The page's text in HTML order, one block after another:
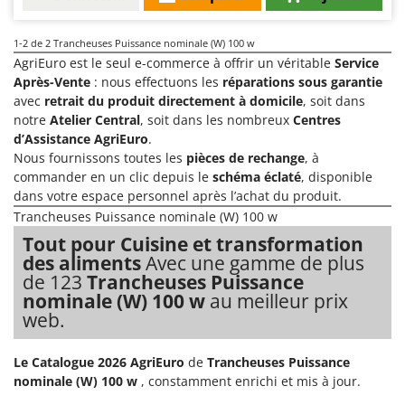
Machines pour la transformation des fruits
Motobineuses
Motoculteurs
Motofaucheuses
Motopompes pour irrigation
Moulins à céréales électriques
Moulins à farine
N
Nettoyeurs et Balais à vapeur
Nettoyeurs haute pression
Nettoyeurs tapis, moquettes et tapisseries
P
Peignes vibreurs et Secoueurs à olives
Pelles rétros pour tracteur
FARMER
FBC
Ferrari Group
Ferroni
Ferrua
FIAC
FIEM
Fimar
FINI
Fiorentini
Fiskars
Flymo
Fontana Forni
Forest Master
1-2 de 2 Trancheuses Puissance nominale (W) 100 w
AgriEuro est le seul e-commerce à offrir un véritable Service
Après-Vente : nous effectuons les réparations sous garantie
avec retrait du produit directement à domicile, soit dans
notre Atelier Central, soit dans les nombreux Centres
d’Assistance AgriEuro.
Nous fournissons toutes les pièces de rechange, à
commander en un clic depuis le schéma éclaté, disponible
dans votre espace personnel après l’achat du produit.
Trancheuses Puissance nominale (W) 100 w
Tout pour Cuisine et transformation
des alimentsAvec une gamme de plus
de 123 Trancheuses Puissance
nominale (W) 100 w au meilleur prix
web.
Le Catalogue 2026 AgriEuro de Trancheuses Puissance
nominale (W) 100 w , constamment enrichi et mis à jour.